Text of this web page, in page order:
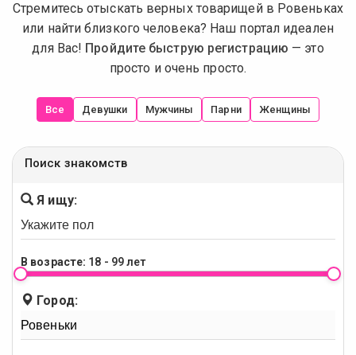
Стремитесь отыскать верных товарищей в Ровеньках
или найти близкого человека? Наш портал идеален
для Вас! Пройдите быструю регистрацию — это
просто и очень просто.
Все Девушки Мужчины Парни Женщины
Поиск знакомств
Я ищу:
В возрасте: 18 - 99 лет
Город: